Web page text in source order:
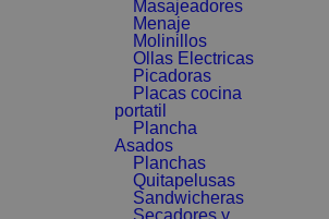
Masajeadores
Menaje
Molinillos
Ollas Electricas
Picadoras
Placas cocina
portatil
Plancha
Asados
Planchas
Quitapelusas
Sandwicheras
Secadores y